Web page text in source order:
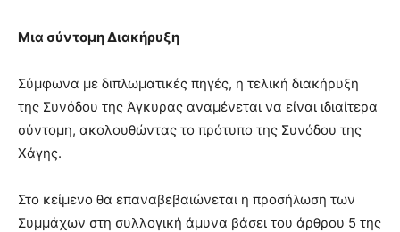
Μια σύντομη Διακήρυξη
Σύμφωνα με διπλωματικές πηγές, η τελική διακήρυξη
της Συνόδου της Άγκυρας αναμένεται να είναι ιδιαίτερα
σύντομη, ακολουθώντας το πρότυπο της Συνόδου της
Χάγης.
Στο κείμενο θα επαναβεβαιώνεται η προσήλωση των
Συμμάχων στη συλλογική άμυνα βάσει του άρθρου 5 της